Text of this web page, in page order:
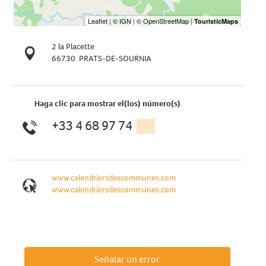
2 la Placette
66730 PRATS-DE-SOURNIA
Haga clic para mostrar el(los) número(s)
+33 4 68 97 74 ▒▒
www.calendriersdescommunes.com
www.calendriersdescommunes.com
Señalar un error